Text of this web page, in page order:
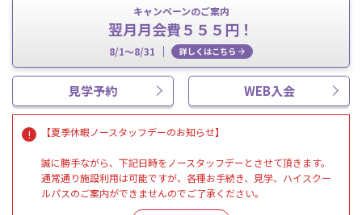
キャンペーンのご案内
翌月月会費５５５円！
8/1～8/31 詳しくはこちら
見学予約 WEB入会
【夏季休暇ノースタッフデーのお知らせ】
誠に勝手ながら、下記日時をノースタッフデーとさせて頂きます。
通常通り施設利用は可能ですが、各種お手続き、見学、ハイスクー
ルパスのご案内ができませんのでご了承ください。